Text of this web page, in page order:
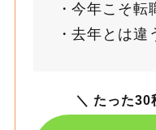
今年こそ転
去年とは違
＼ たった30